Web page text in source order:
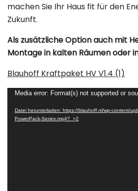
machen Sie Ihr Haus fit für den
Zukunft.
Als zusätzliche Option auch mit
Montage in kalten Räumen oder
Blauhoff Kraftpaket HV V1.4 (1)
Video-
Player
Media error: Format(s) not supported or
Datei herunterladen: https://blauhoff.nl/wp-content/
PowerPack-Series.mp4?_=2